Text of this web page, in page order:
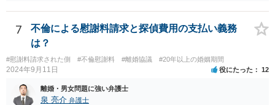
は期待しにくいと思います。 内容証明又は弁護士に委任することを検
討されているのであれば、慰謝料請求に限定した方がよいでしょう。
内容証明郵便において、「退去するのであれば慰謝料は要らない」と
あなたが書いたとしても、法律上、あなたに建物からの退去を求める
権限はないので、やはり不自然になってしまいます。
7
不倫による慰謝料請求と探偵費用の支払い義務
は？
#慰謝料請求された側 #不倫慰謝料 #離婚協議 #20年以上の婚姻期間
2024年9月11日 役にたった 12
離婚・男女問題に強い弁護士
泉 亮介 弁護士